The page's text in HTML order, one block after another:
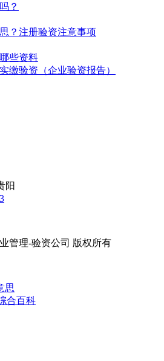
？
？注册验资注意事项
些资料
缴验资（企业验资报告）
阳
管理-验资公司 版权所有
思
合百科